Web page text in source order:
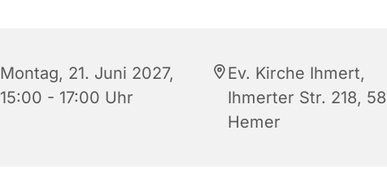
Montag, 21. Juni 2027,
15:00 - 17:00 Uhr
Ev. Kirche Ihmert,
Ihmerter Str. 218,
Hemer